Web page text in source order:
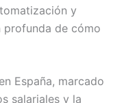
y
profunda de cómo
España, marcado
salariales y la